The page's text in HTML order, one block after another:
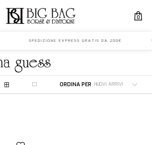
0
200€ SPEDIZIONE EXPRESS GRATIS DA 200€
guess
ORDINA PER